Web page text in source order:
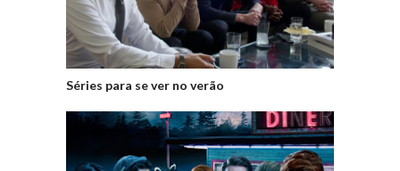
Séries para se ver no verão